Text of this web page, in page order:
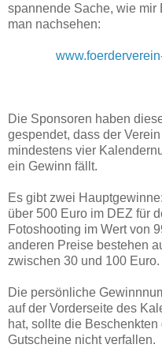
spannende Sache, wie mir
man nachsehen:
Die Sponsoren haben
gespendet, dass der
mindestens vier
ein Gewinn fällt.
Es gibt zwei
über 500 Euro im DEZ für
Fotoshooting im Wert von
anderen Preise bestehen
zwischen 30 und 100 Euro.
Die persönliche
auf der Vorderseite des
hat, sollte die
Gutscheine nicht verfallen.